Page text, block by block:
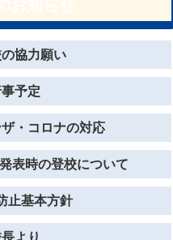
協力願い
予定
・コロナの対応
表時の登校について
止基本方針
より